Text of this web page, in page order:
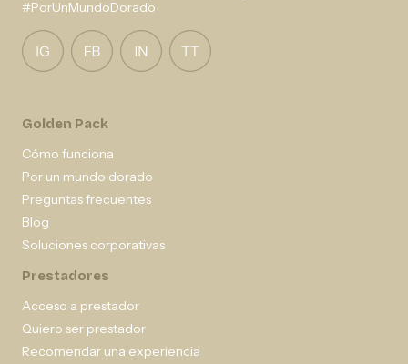
#PorUnMundoDorado
Golden Pack
Cómo funciona
Por un mundo dorado
Preguntas frecuentes
Blog
Soluciones corporativas
Prestadores
Acceso a prestador
Quiero ser prestador
Recomendar una experiencia